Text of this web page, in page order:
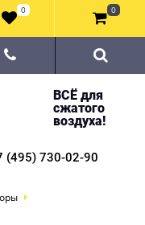
ВСЁ для
сжатого
воздуха!
(495) 730-02-90
0 0